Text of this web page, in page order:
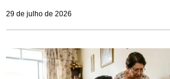
29 de julho de 2026